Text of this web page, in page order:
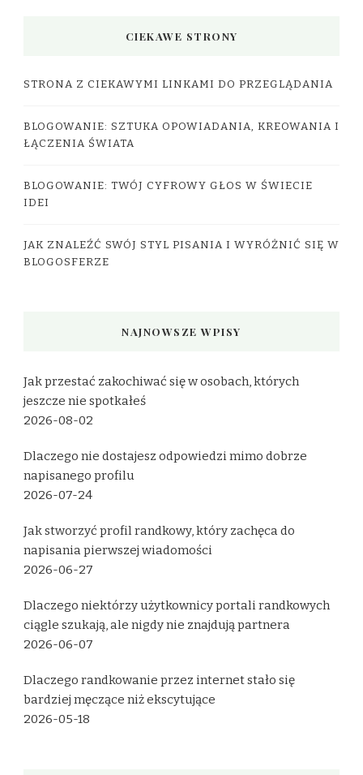
CIEKAWE STRONY
STRONA Z CIEKAWYMI LINKAMI DO PRZEGLĄDANIA
BLOGOWANIE: SZTUKA OPOWIADANIA, KREOWANIA I
ŁĄCZENIA ŚWIATA
BLOGOWANIE: TWÓJ CYFROWY GŁOS W ŚWIECIE
IDEI
JAK ZNALEŹĆ SWÓJ STYL PISANIA I WYRÓŻNIĆ SIĘ W
BLOGOSFERZE
NAJNOWSZE WPISY
Jak przestać zakochiwać się w osobach, których
jeszcze nie spotkałeś
2026-08-02
Dlaczego nie dostajesz odpowiedzi mimo dobrze
napisanego profilu
2026-07-24
Jak stworzyć profil randkowy, który zachęca do
napisania pierwszej wiadomości
2026-06-27
Dlaczego niektórzy użytkownicy portali randkowych
ciągle szukają, ale nigdy nie znajdują partnera
2026-06-07
Dlaczego randkowanie przez internet stało się
bardziej męczące niż ekscytujące
2026-05-18